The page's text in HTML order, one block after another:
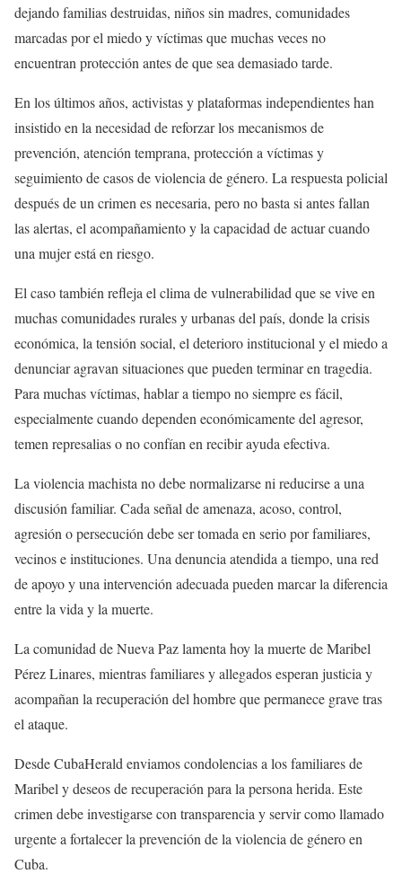
dejando familias destruidas, niños sin madres, comunidades
marcadas por el miedo y víctimas que muchas veces no
encuentran protección antes de que sea demasiado tarde.
En los últimos años, activistas y plataformas independientes han
insistido en la necesidad de reforzar los mecanismos de
prevención, atención temprana, protección a víctimas y
seguimiento de casos de violencia de género. La respuesta policial
después de un crimen es necesaria, pero no basta si antes fallan
las alertas, el acompañamiento y la capacidad de actuar cuando
una mujer está en riesgo.
El caso también refleja el clima de vulnerabilidad que se vive en
muchas comunidades rurales y urbanas del país, donde la crisis
económica, la tensión social, el deterioro institucional y el miedo a
denunciar agravan situaciones que pueden terminar en tragedia.
Para muchas víctimas, hablar a tiempo no siempre es fácil,
especialmente cuando dependen económicamente del agresor,
temen represalias o no confían en recibir ayuda efectiva.
La violencia machista no debe normalizarse ni reducirse a una
discusión familiar. Cada señal de amenaza, acoso, control,
agresión o persecución debe ser tomada en serio por familiares,
vecinos e instituciones. Una denuncia atendida a tiempo, una red
de apoyo y una intervención adecuada pueden marcar la diferencia
entre la vida y la muerte.
La comunidad de Nueva Paz lamenta hoy la muerte de Maribel
Pérez Linares, mientras familiares y allegados esperan justicia y
acompañan la recuperación del hombre que permanece grave tras
el ataque.
Desde CubaHerald enviamos condolencias a los familiares de
Maribel y deseos de recuperación para la persona herida. Este
crimen debe investigarse con transparencia y servir como llamado
urgente a fortalecer la prevención de la violencia de género en
Cuba.